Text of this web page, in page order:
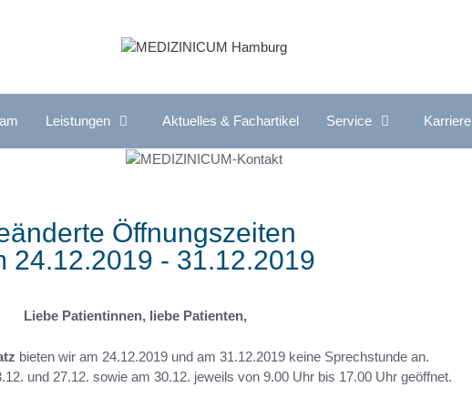
Leistungen
Check-up
Kinder- und
Jugendrheumatologie
Medizin
Nephrologie
Aktuelles & Fachartikel Service Karriere
Öffnungszeiten
24.12.2019 - 31.12.2019
Liebe Patientinnen, liebe Patienten,
bieten wir am 24.12.2019 und am 31.12.2019 keine Sprechstunde an.
und 27.12. sowie am 30.12. jeweils von 9.00 Uhr bis 17.00 Uhr geöffnet.